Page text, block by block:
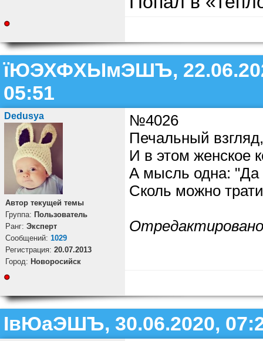
їЮЭХФХЫмЭШЪ,
05:51
Dedusya
Автор текущей темы
Группа: Пользователь
Ранг: Эксперт
Cообщений: 1029
Регистрация: 20.07.2013
Город: Новоросийск
№4026
Печальный
И в этом женское
А мысль одна: "Да
Сколь можно
ІвЮаЭШЪ, 30.06.2020,